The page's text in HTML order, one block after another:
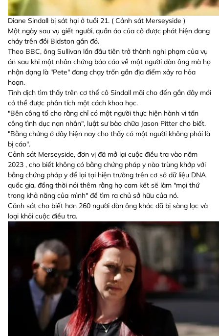
Diane Sindall bị sát hại ở tuổi 21. ( Cảnh sát Merseyside )
Một ngày sau vụ giết người, quần áo của cô được phát hiện đang
cháy trên đồi Bidston gần đó.
Theo BBC, ông Sullivan lần đầu tiên trở thành nghi phạm của vụ
án sau khi một nhân chứng báo cáo về một người đàn ông mà họ
nhận dạng là "Pete" đang chạy trốn gần địa điểm xảy ra hỏa
hoạn.
Tinh dịch tìm thấy trên cơ thể cô Sindall mãi cho đến gần đây mới
có thể được phân tích một cách khoa học.
"Bên công tố cho rằng chỉ có một người thực hiện hành vi tấn
công tình dục nạn nhân", luật sư bào chữa Jason Pitter cho biết.
"Bằng chứng ở đây hiện nay cho thấy có một người không phải là
bị cáo".
Cảnh sát Merseyside, đơn vị đã mở lại cuộc điều tra vào năm
2023 , cho biết không có bằng chứng pháp y nào trùng khớp với
bằng chứng pháp y để lại tại hiện trường trên cơ sở dữ liệu DNA
quốc gia, đồng thời nói thêm rằng họ cam kết sẽ làm "mọi thứ
trong khả năng của mình" để tìm ra chủ sở hữu của nó.
Cảnh sát cho biết hơn 260 người đàn ông khác đã bị sàng lọc và
loại khỏi cuộc điều tra.